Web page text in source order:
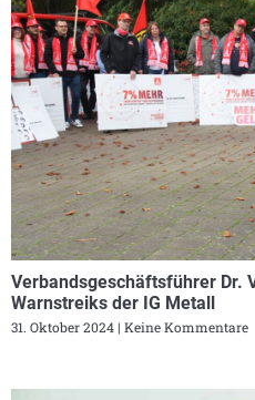
Verbandsgeschäftsführer Dr.
Warnstreiks der IG Metall
31. Oktober 2024 Keine Kommentare